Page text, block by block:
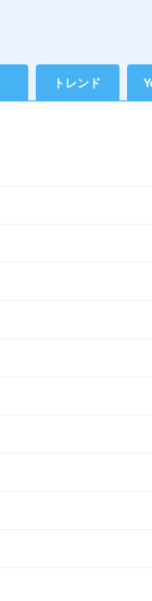
トレンド